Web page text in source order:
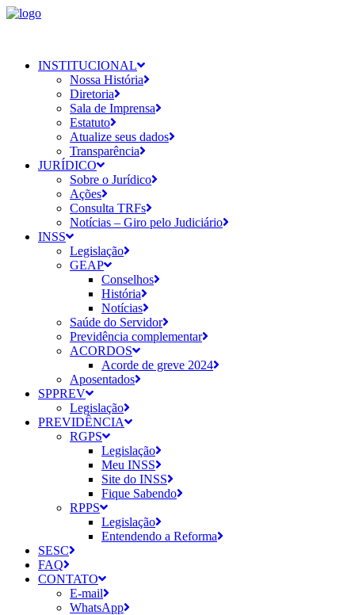
INSTITUCIONAL
Nossa História
Diretoria
Sala de Imprensa
Estatuto
Atualize seus dados
Transparência
JURÍDICO
Sobre o Jurídico
Ações
Consulta TRFs
Notícias – Giro pelo Judiciário
INSS
Legislação
GEAP
Conselhos
História
Notícias
Saúde do Servidor
Previdência complementar
ACORDOS
Acorde de greve 2024
Aposentados
SPPREV
Legislação
PREVIDÊNCIA
RGPS
Legislação
Meu INSS
Site do INSS
Fique Sabendo
RPPS
Legislação
Entendendo a Reforma
SESC
FAQ
CONTATO
E-mail
WhatsApp